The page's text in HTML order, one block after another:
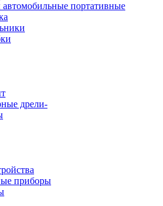
портативные
дрели-
приборы